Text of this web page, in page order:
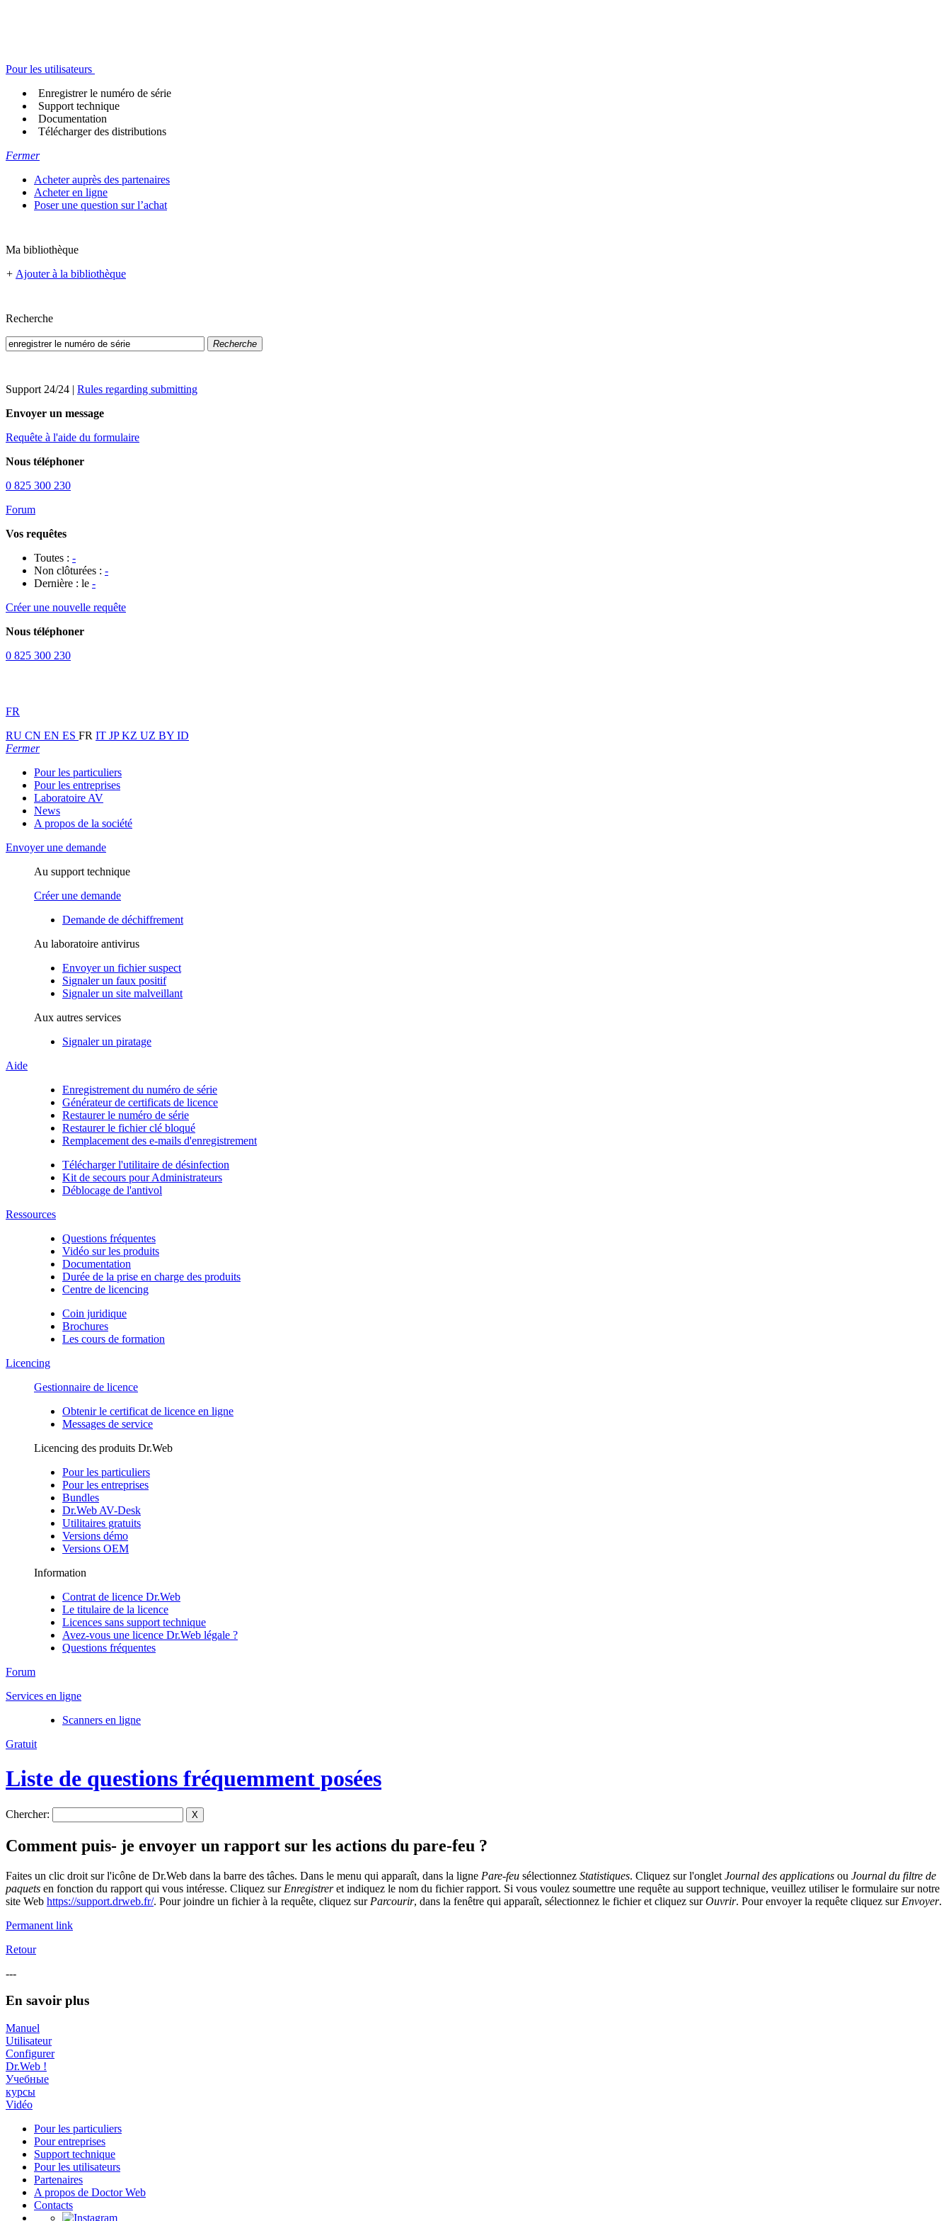
Pour les utilisateurs
Enregistrer le numéro de série
Support technique
Documentation
Télécharger des distributions
Fermer
Acheter auprès des partenaires
Acheter en ligne
Poser une question sur l’achat
Ma bibliothèque
+ Ajouter à la bibliothèque
Recherche
Recherche
Support 24/24 | Rules regarding submitting
Envoyer un message
Requête à l'aide du formulaire
Nous téléphoner
0 825 300 230
Forum
Vos requêtes
Toutes : -
Non clôturées : -
Dernière : le -
Créer une nouvelle requête
Nous téléphoner
0 825 300 230
FR
RU CN EN ES FR IT JPKZ UZ BY ID
Fermer
Pour les particuliers
Pour les entreprises
Laboratoire AV
News
A propos de la société
Envoyer une demande
Au support technique
Créer une demande
Demande de déchiffrement
Au laboratoire antivirus
Envoyer un fichier suspect
Signaler un faux positif
Signaler un site malveillant
Aux autres services
Signaler un piratage
Aide
Enregistrement du numéro de série
Générateur de certificats de licence
Restaurer le numéro de série
Restaurer le fichier clé bloqué
Remplacement des e-mails d'enregistrement
Télécharger l'utilitaire de désinfection
Kit de secours pour Administrateurs
Déblocage de l'antivol
Ressources
Questions fréquentes
Vidéo sur les produits
Documentation
Durée de la prise en charge des produits
Centre de licencing
Coin juridique
Brochures
Les cours de formation
Licencing
Gestionnaire de licence
Obtenir le certificat de licence en ligne
Messages de service
Licencing des produits Dr.Web
Pour les particuliers
Pour les entreprises
Bundles
Dr.Web AV-Desk
Utilitaires gratuits
Versions démo
Versions OEM
Information
Contrat de licence Dr.Web
Le titulaire de la licence
Licences sans support technique
Avez-vous une licence Dr.Web légale ?
Questions fréquentes
Forum
Services en ligne
Scanners en ligne
Gratuit
Liste de questions fréquemment posées
Chercher: X
Comment puis- je envoyer un rapport sur les actions du pare-feu ?
Faites un clic droit sur l'icône de Dr.Web dans la barre des tâches. Dans le menu qui apparaît, dans la ligne Pare-feu sélectionnez Statistiques. Cliquez sur l'onglet Journal des applications ou Journal du filtre de
paquets en fonction du rapport qui vous intéresse. Cliquez sur Enregistreret indiquez le nom du fichier rapport. Si vous voulez soumettre une requête au support technique, veuillez utiliser le formulaire sur notre
site Web https://support.drweb.fr/. Pour joindre un fichier à la requête, cliquez sur Parcourir, dans la fenêtre qui apparaît, sélectionnez le fichier et cliquez surOuvrir. Pour envoyer la requête cliquez sur Envoyer.
Permanent link
Retour
---
En savoir plus
Manuel
Utilisateur
Configurer
Dr.Web !
Учебные
курсы
Vidéo
Pour les particuliers
Pour entreprises
Support technique
Pour les utilisateurs
Partenaires
A propos de Doctor Web
Contacts